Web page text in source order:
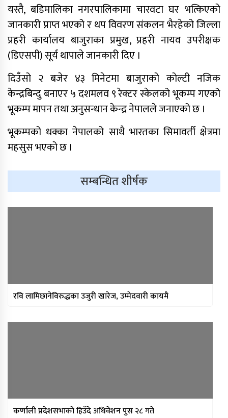
साफ महिला च्याम्पियनशिपको
सेमिफाइनलबाटै बाहिरियो नेपाल
अर्ब ३४ करोड बजेट सार्वजनिक
सुकुम्वासीलाई प्रतिपरिवार २५ हजार
यस्तै, बडिमालिका नगरपालिकामा चारवटा घर भत्किएको
जानकारी प्राप्त भएको र थप विवरण संकलन भैरहेको जिल्ला
प्रहरी कार्यालय बाजुराका प्रमुख, प्रहरी नायव उपरीक्षक
(डिएसपी) सूर्य थापाले जानकारी दिए ।
दिउँसो २ बजेर ४३ मिनेटमा बाजुराको कोल्टी नजिक
केन्द्रबिन्दु बनाएर ५ दशमलव ९ रेक्टर स्केलको भूकम्प गएको
भूकम्प मापन तथा अनुसन्धान केन्द्र नेपालले जनाएको छ ।
भूकम्पको धक्का नेपालको साथै भारतका सिमावर्ती क्षेत्रमा
महसुस भएको छ ।
सम्बन्धित शीर्षक
रवि लामिछानेविरुद्धका उजुरी खारेज, उम्मेदवारी कायमै
कर्णाली प्रदेशसभाको हिउँदे अधिवेशन पुस २८ गते